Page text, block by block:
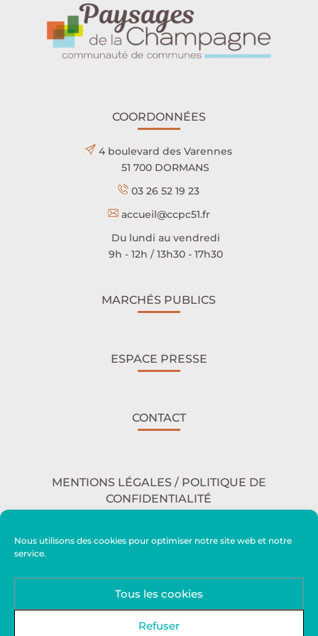
Nous utilisons des cookies pour optimiser notre site web et notre
service.
Tous les cookies
Refuser
COORDONNÉES
4 boulevard des Varennes
51 700 DORMANS
03 26 52 19 23
accueil@ccpc51.fr
Du lundi au vendredi
9h - 12h / 13h30 - 17h30
MARCHÉS PUBLICS
ESPACE PRESSE
CONTACT
MENTIONS LÉGALES / POLITIQUE DE
CONFIDENTIALITÉ